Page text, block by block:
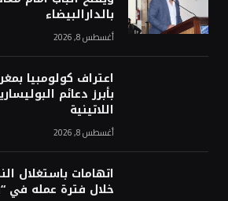
بالدارالبيضاء
أغسطس 8, 2026
اعتراف كولومبيا
بأبرز دعائم
اللاتينية
أغسطس 8, 2026
اتهامات باستغلال
خلال فترة عمله في